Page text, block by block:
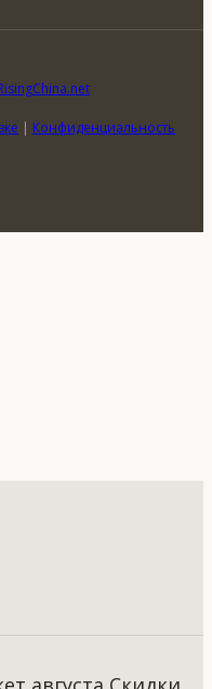
| Конфиденциальность